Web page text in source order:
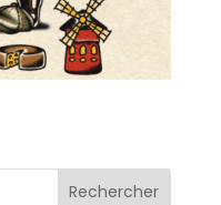
Rechercher